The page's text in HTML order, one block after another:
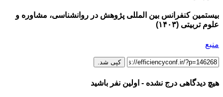
بیستمین کنفرانس بین المللی پژوهش در روانشناسی، مشاوره و
علوم تربیتی (۱۴۰۳)
منبع
کپی شد.
هیچ دیدگاهی درج نشده - اولین نفر باشید